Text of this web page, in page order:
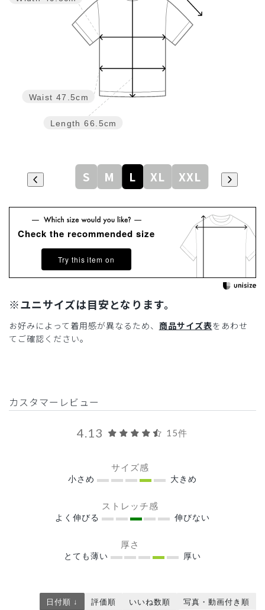
Length 66.5cm
Waist 47.5cm
S M L XL XXL
Check the recommended size
Try this item on
※ユニサイズは目安となります。
お好みによって着用感が異なるため、 商品サイズ表をあわせ
てご確認ください。
カスタマーレビュー
4.13 15件
サイズ感
小さめ 大きめ
ストレッチ感
よく伸びる 伸びない
厚さ
とても薄い 厚い
日付順 ↓ 評価順 いいね数順 写真・動画付き順